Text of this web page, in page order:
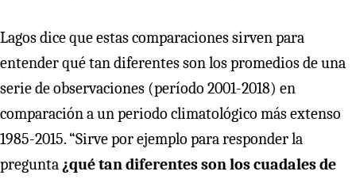
Lagos dice que estas comparaciones sirven para
entender qué tan diferentes son los promedios de una
serie de observaciones (período 2001-2018) en
comparación a un periodo climatológico más extenso
1985-2015. “Sirve por ejemplo para responder la
pregunta ¿qué tan diferentes son los cuadales de